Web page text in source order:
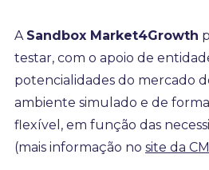
A Sandbox Market4Growth
testar, com o apoio de
potencialidades do mercado
ambiente simulado e de
flexível, em função das
(mais informação no site da